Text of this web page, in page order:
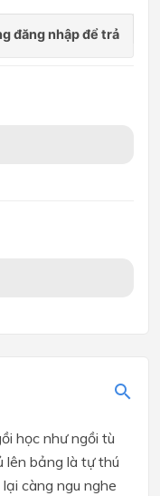
học như ngồi tù
lên bảng là tự thú
càng ngu nghe